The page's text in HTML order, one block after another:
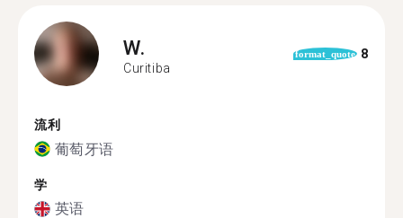
W.
Curitiba
format_quote 8
流利
葡萄牙语
学
英语